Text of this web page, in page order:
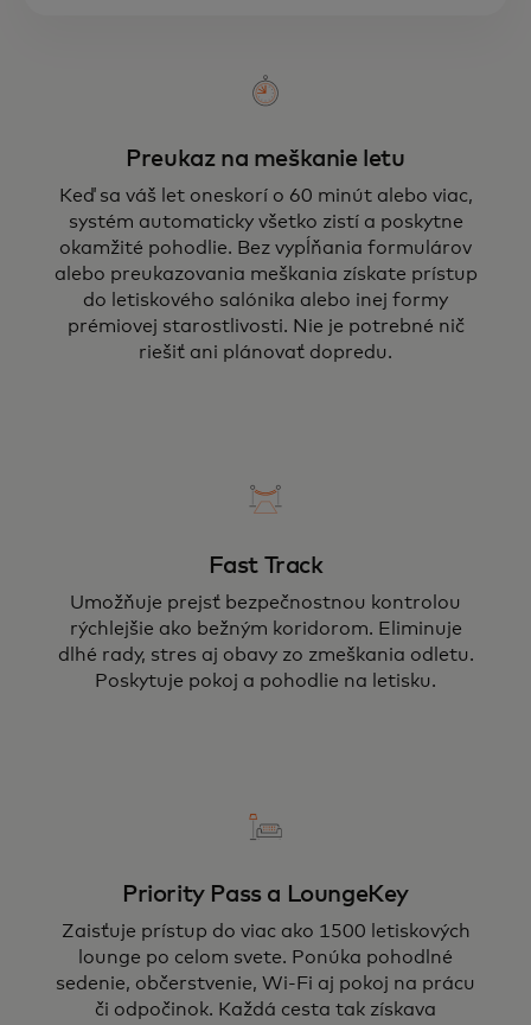
Preukaz na meškanie letu
Keď sa váš let oneskorí o 60 minút alebo viac,
systém automaticky všetko zistí a poskytne
okamžité pohodlie. Bez vypĺňania formulárov
alebo preukazovania meškania získate prístup
do letiskového salónika alebo inej formy
prémiovej starostlivosti. Nie je potrebné nič
riešiť ani plánovať dopredu.
Fast Track
Umožňuje prejsť bezpečnostnou kontrolou
rýchlejšie ako bežným koridorom. Eliminuje
dlhé rady, stres aj obavy zo zmeškania odletu.
Poskytuje pokoj a pohodlie na letisku.
Priority Pass a LoungeKey
Zaisťuje prístup do viac ako 1500 letiskových
lounge po celom svete. Ponúka pohodlné
sedenie, občerstvenie, Wi-Fi aj pokoj na prácu
či odpočinok. Každá cesta tak získava